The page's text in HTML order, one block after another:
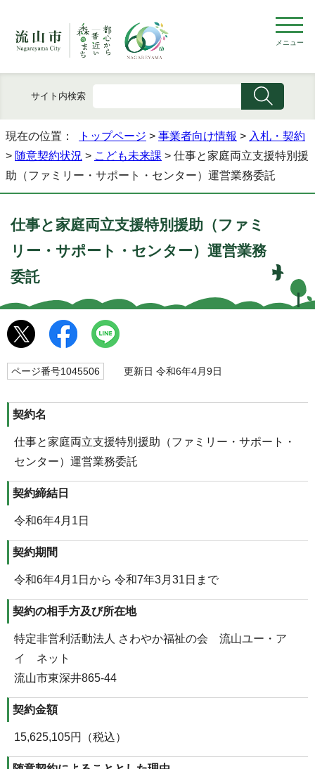
メニュー
サイト内検索
現在の位置： トップページ > 事業者向け情報 > 入札・契約
> 随意契約状況 > こども未来課 > 仕事と家庭両立支援特別援
助（ファミリー・サポート・センター）運営業務委託
仕事と家庭両立支援特別援助（ファミ
リー・サポート・センター）運営業務
委託
ページ番号1045506 更新日 令和6年4月9日
契約名
仕事と家庭両立支援特別援助（ファミリー・サポート・
センター）運営業務委託
契約締結日
令和6年4月1日
契約期間
令和6年4月1日から 令和7年3月31日まで
契約の相手方及び所在地
特定非営利活動法人 さわやか福祉の会 流山ユー・ア
イ ネット
流山市東深井865-44
契約金額
15,625,105円（税込）